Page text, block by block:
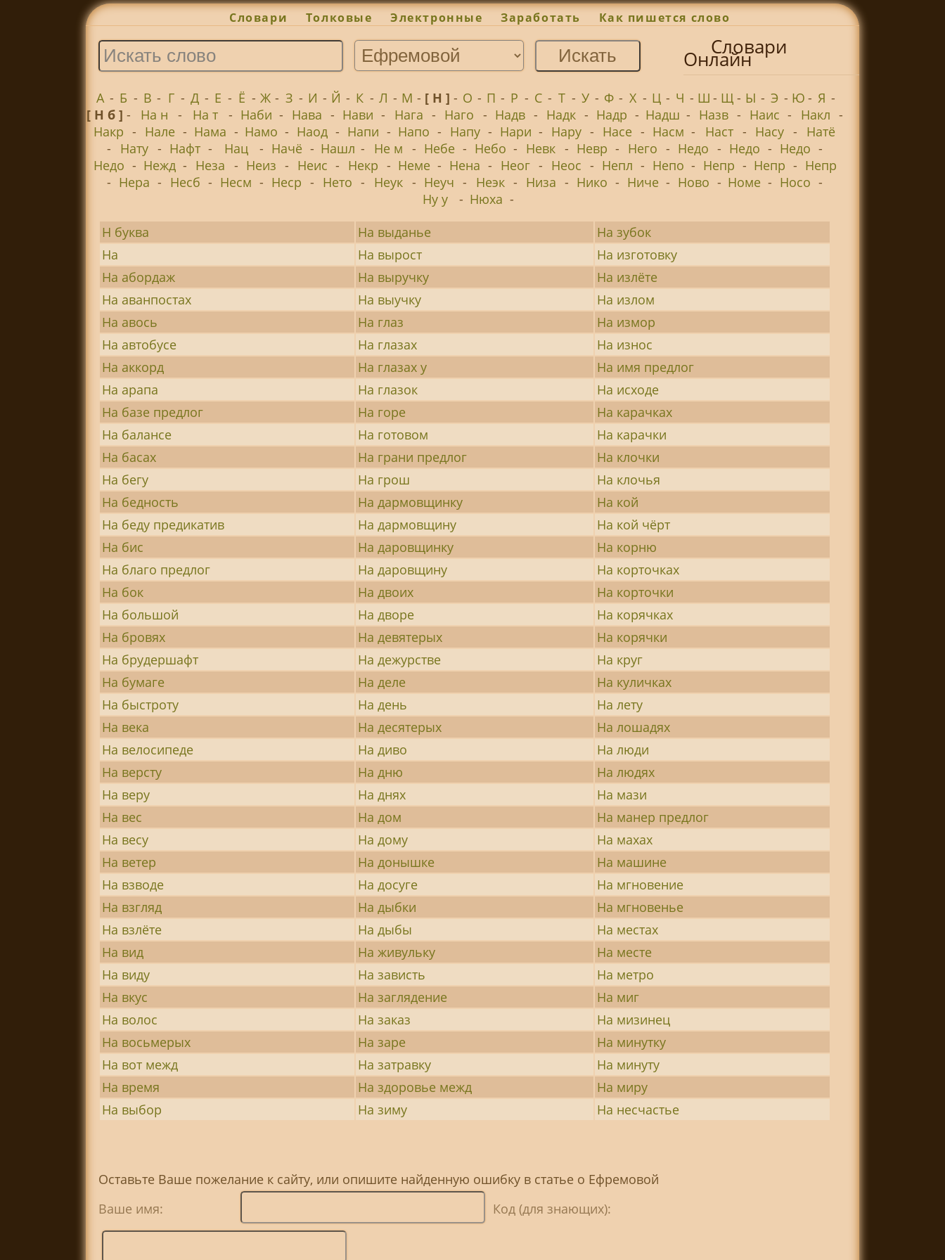
Словари Толковые Электронные Заработать Как пишется слово
Словари
Онлайн
А - Б - В - Г - Д - Е - Ё - Ж - З - И - Й - К - Л - М - [ Н ] - О - П - Р - С - Т - У - Ф - Х - Ц - Ч - Ш - Щ - Ы - Э - Ю- Я -
[ Н б ]- На н - На т - Наби - Нава - Нави - Нага - Наго - Надв - Надк - Надр - Надш - Назв - Наис - Накл -
Накр - Нале - Нама - Намо - Наод - Напи - Напо - Напу - Нари - Нару - Насе - Насм - Наст - Насу -
Натё
-
Нату - Нафт - Нац - Начё - Нашл - Не м - Небе - Небо - Невк - Невр - Него - Недо - Недо - Недо -
Недо - Нежд - Неза - Неиз - Неис - Некр - Неме - Нена - Неог - Неос - Непл - Непо - Непр - Непр - Непр
- Нера - Несб - Несм - Неср - Нето - Неук - Неуч - Неэк - Низа - Нико - Ниче - Ново - Номе - Носо -
Ну у
- Нюха -
Н буква
На выданье
На зубок
На
На вырост
На изготовку
На абордаж
На выручку
На излёте
На аванпостах
На выучку
На излом
На авось
На глаз
На измор
На автобусе
На глазах
На износ
На аккорд
На глазах у
На имя предлог
На арапа
На глазок
На исходе
На базе предлог
На горе
На карачках
На балансе
На готовом
На карачки
На басах
На грани предлог
На клочки
На бегу
На грош
На клочья
На бедность
На дармовщинку
На кой
На беду предикатив
На дармовщину
На кой чёрт
На бис
На даровщинку
На корню
На благо предлог
На даровщину
На корточках
На бок
На двоих
На корточки
На большой
На дворе
На корячках
На бровях
На девятерых
На корячки
На брудершафт
На дежурстве
На круг
На бумаге
На деле
На куличках
На быстроту
На день
На лету
На века
На десятерых
На лошадях
На велосипеде
На диво
На люди
На версту
На дню
На людях
На веру
На днях
На мази
На вес
На дом
На манер предлог
На весу
На дому
На махах
На ветер
На донышке
На машине
На взводе
На досуге
На мгновение
На взгляд
На дыбки
На мгновенье
На взлёте
На дыбы
На местах
На вид
На живульку
На месте
На виду
На зависть
На метро
На вкус
На заглядение
На миг
На волос
На заказ
На мизинец
На восьмерых
На заре
На минутку
На вот межд
На затравку
На минуту
На время
На здоровье межд
На миру
На выбор
На зиму На несчастье
Оставьте Ваше пожелание к сайту, или опишите найденную ошибку в статье о Ефремовой
Ваше имя:
Код (для знающих):